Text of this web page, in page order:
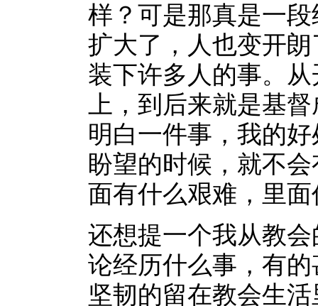
样？可是那真是一
扩大了，人也变开
装下许多人的事。
上，到后来就是基
明白一件事，我的
盼望的时候，就不
面有什么艰难，里
还想提一个我从教
论经历什么事，有
坚韧的留在教会生